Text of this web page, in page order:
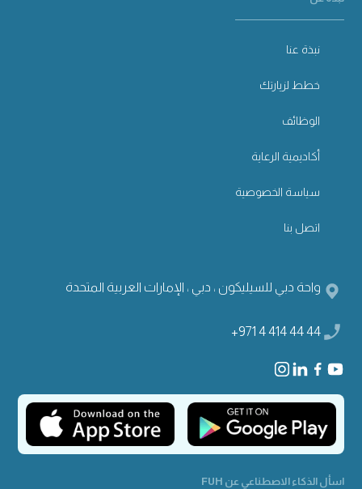
نبذة عنا
خطط لزيارتك
الوظائف
أكاديمية الرعاية
سياسة الخصوصية
اتصل بنا
واحة دبي للسيليكون ، دبي ، الإمارات العربية المتحدة
+971 4 414 44 44
اسأل الذكاء الاصطناعي عن FUH